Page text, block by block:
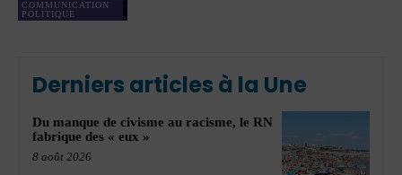
COMMUNICATION
POLITIQUE
Derniers articles à la Une
Du manque de civisme au racisme, le RN
fabrique des « eux »
8 août 2026